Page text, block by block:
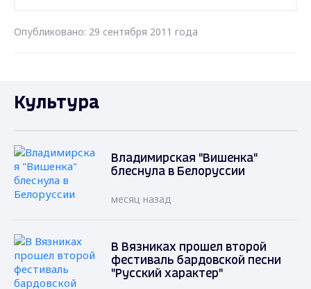
Опубликовано: 29 сентября 2011 года
Культура
Владимирская "Вишенка"
блеснула в Белоруссии
месяц назад
В Вязниках прошел второй
фестиваль бардовской песни
"Русский характер"